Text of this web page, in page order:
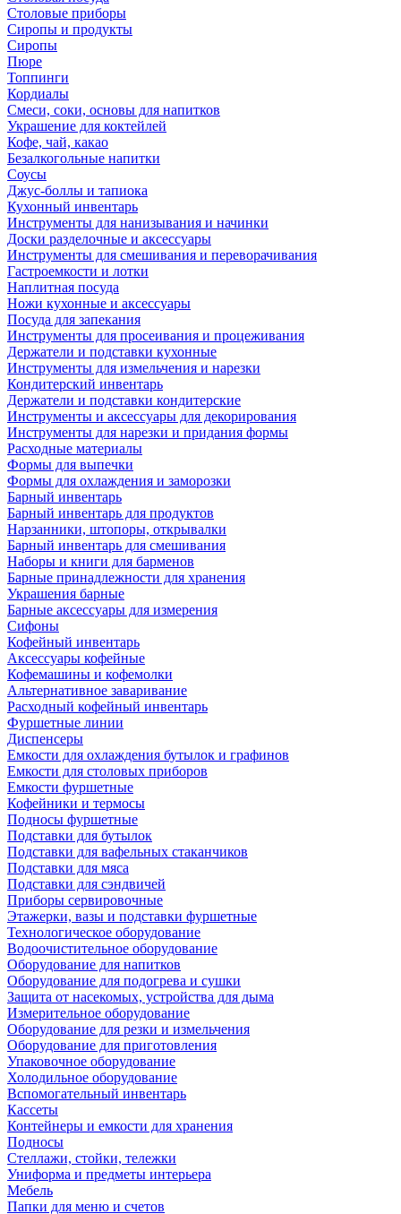
Столовые приборы
Сиропы и продукты
Сиропы
Пюре
Топпинги
Кордиалы
Смеси, соки, основы для напитков
Украшение для коктейлей
Кофе, чай, какао
Безалкогольные напитки
Соусы
Джус-боллы и тапиока
Кухонный инвентарь
Инструменты для нанизывания и начинки
Доски разделочные и аксессуары
Инструменты для смешивания и переворачивания
Гастроемкости и лотки
Наплитная посуда
Ножи кухонные и аксессуары
Посуда для запекания
Инструменты для просеивания и процеживания
Держатели и подставки кухонные
Инструменты для измельчения и нарезки
Кондитерский инвентарь
Держатели и подставки кондитерские
Инструменты и аксессуары для декорирования
Инструменты для нарезки и придания формы
Расходные материалы
Формы для выпечки
Формы для охлаждения и заморозки
Барный инвентарь
Барный инвентарь для продуктов
Нарзанники, штопоры, открывалки
Барный инвентарь для смешивания
Наборы и книги для барменов
Барные принадлежности для хранения
Украшения барные
Барные аксессуары для измерения
Сифоны
Кофейный инвентарь
Аксессуары кофейные
Кофемашины и кофемолки
Альтернативное заваривание
Расходный кофейный инвентарь
Фуршетные линии
Диспенсеры
Емкости для охлаждения бутылок и графинов
Емкости для столовых приборов
Емкости фуршетные
Кофейники и термосы
Подносы фуршетные
Подставки для бутылок
Подставки для вафельных стаканчиков
Подставки для мяса
Подставки для сэндвичей
Приборы сервировочные
Этажерки, вазы и подставки фуршетные
Технологическое оборудование
Водоочистительное оборудование
Оборудование для напитков
Оборудование для подогрева и сушки
Защита от насекомых, устройства для дыма
Измерительное оборудование
Оборудование для резки и измельчения
Оборудование для приготовления
Упаковочное оборудование
Холодильное оборудование
Вспомогательный инвентарь
Кассеты
Контейнеры и емкости для хранения
Подносы
Стеллажи, стойки, тележки
Униформа и предметы интерьера
Мебель
Папки для меню и счетов